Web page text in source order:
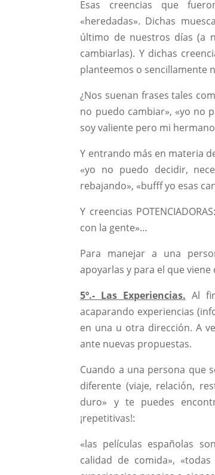
Esas creencias que
«heredadas». Dichas
último de nuestros días (a
cambiarlas). Y dichas
planteemos o sencillamente
¿Nos suenan frases tales
no puedo cambiar», «yo no
soy valiente pero mi
Y entrando más en materia
«yo no puedo decidir,
rebajando», «bufff yo esas
Y creencias
con la gente»…
Para manejar a una
apoyarlas y para el que viene
5º.- Las Experiencias. Al
acaparando experiencias
en una u otra dirección. A
ante nuevas propuestas.
Cuando a una persona que
diferente (viaje, relación,
duro» y te puedes
¡repetitivas!:
«las películas españolas
calidad de comida»,